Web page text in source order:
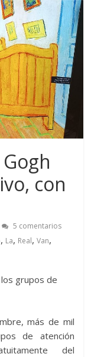
con
5 comentarios
, La, Real,Van,
grupos de
más de mil
de atención
del